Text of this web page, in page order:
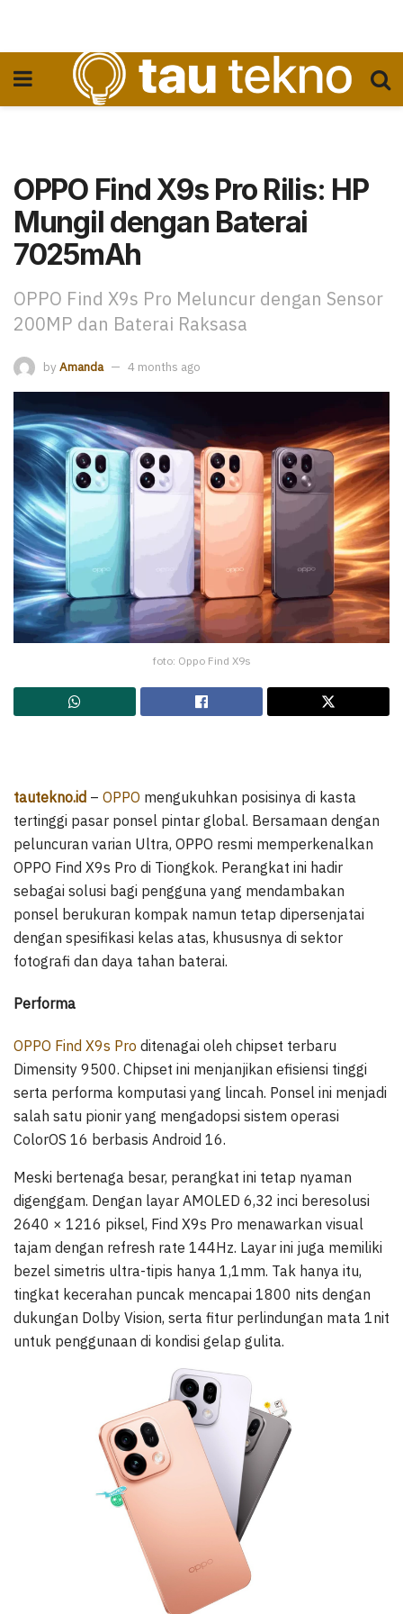
OPPO Find X9s Pro Rilis: HP
Mungil dengan Baterai
7025mAh
OPPO Find X9s Pro Meluncur dengan Sensor
200MP dan Baterai Raksasa
by Amanda 4 months ago
foto: Oppo Find X9s
tautekno.id – OPPO mengukuhkan posisinya di kasta
tertinggi pasar ponsel pintar global. Bersamaan dengan
peluncuran varian Ultra, OPPO resmi memperkenalkan
OPPO Find X9s Pro di Tiongkok. Perangkat ini hadir
sebagai solusi bagi pengguna yang mendambakan
ponsel berukuran kompak namun tetap dipersenjatai
dengan spesifikasi kelas atas, khususnya di sektor
fotografi dan daya tahan baterai.
Performa
OPPO Find X9s Pro ditenagai oleh chipset terbaru
Dimensity 9500. Chipset ini menjanjikan efisiensi tinggi
serta performa komputasi yang lincah. Ponsel ini menjadi
salah satu pionir yang mengadopsi sistem operasi
ColorOS 16 berbasis Android 16.
Meski bertenaga besar, perangkat ini tetap nyaman
digenggam. Dengan layar AMOLED 6,32 inci beresolusi
2640 × 1216 piksel, Find X9s Pro menawarkan visual
tajam dengan refresh rate 144Hz. Layar ini juga memiliki
bezel simetris ultra-tipis hanya 1,1mm. Tak hanya itu,
tingkat kecerahan puncak mencapai 1800 nits dengan
dukungan Dolby Vision, serta fitur perlindungan mata 1nit
untuk penggunaan di kondisi gelap gulita.